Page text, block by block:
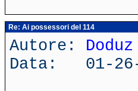
Re: Ai possessori del 114
Autore: Doduz
Data: 01-